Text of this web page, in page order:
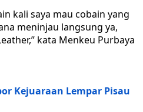
kali saya mau cobain yang
meninjau langsung ya,
kata Menkeu Purbaya
Kejuaraan Lempar Pisau